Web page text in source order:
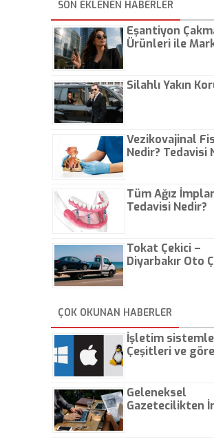
SON EKLENEN HABERLER
Eşantiyon
Ürünleri ile
Silahlı Yakın
Vezikovajinal
Nedir? Tedavisi
Tüm Ağız
Tedavisi Nedir?
Tokat Çekici –
Diyarbakır Oto
ÇOK OKUNAN HABERLER
İşletim
Çeşitleri ve
Geleneksel
Gazetecilikten